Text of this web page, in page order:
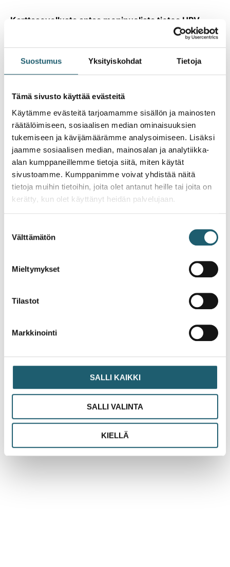
Suostumus Yksityiskohdat Tietoja
Tämä sivusto käyttää evästeitä
Käytämme evästeitä tarjoamamme sisällön ja mainosten
räätälöimiseen, sosiaalisen median ominaisuuksien
tukemiseen ja kävijämäärämme analysoimiseen. Lisäksi
jaamme sosiaalisen median, mainosalan ja analytiikka-
alan kumppaneillemme tietoja siitä, miten käytät
sivustoamme. Kumppanimme voivat yhdistää näitä
tietoja muihin tietoihin, joita olet antanut heille tai joita on
kerätty, kun olet käyttänyt heidän palvelujaan.
valinta
Välttämätön
Mieltymykset
Tilastot
Markkinointi
SALLI KAIKKI
SALLI VALINTA
KIELLÄ
Karttasovellusta antaa monipuolista tietoa HPV-
Rokotuskattavuudesta on tehty
karttasovellus
, josta pystyy
Lisäksi sovelluksesta näkee miten kattavuus on
muuttunut kussakin terveyskeskuksessa viime
vuosina.
Kohdunkaulan syöpääehkäisevät HPV-rokotukset
alkoivat kansallisessa rokotusohjelmassa syksyllä
2013. Rokotteen voivat saada maksutta 11–12-vuotiaat
tytöt.
Lähteet
Rokotuskattavuuskartta
HPV-rokotuskattavuus on Suomessa muita
Pohjoismaita matalampi